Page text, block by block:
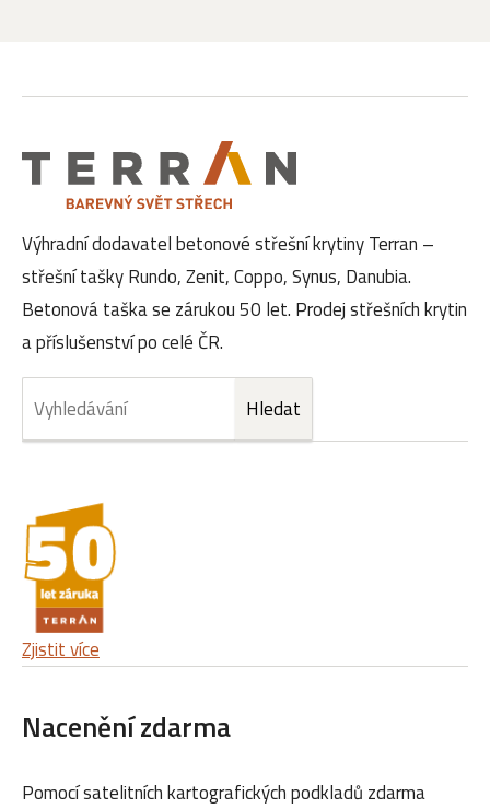
Výhradní dodavatel betonové střešní krytiny Terran –
střešní tašky Rundo, Zenit, Coppo, Synus, Danubia.
Betonová taška se zárukou 50 let. Prodej střešních krytin
a příslušenství po celé ČR.
Zjistit více
Nacenění zdarma
Pomocí satelitních kartografických podkladů zdarma